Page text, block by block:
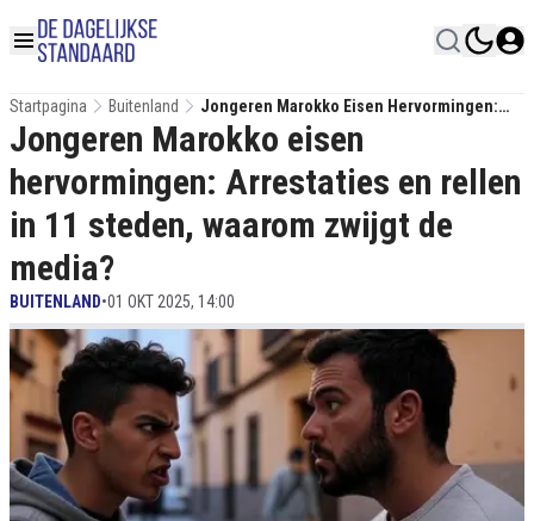
Startpagina Buitenland
Jongeren Marokko Eisen Hervormingen:
Arrestaties En Rellen In 11 Steden, Waarom
Zwijgt De Media?
Jongeren Marokko eisen
hervormingen: Arrestaties en rellen
in 11 steden, waarom zwijgt de
media?
BUITENLAND•01 OKT 2025, 14:00